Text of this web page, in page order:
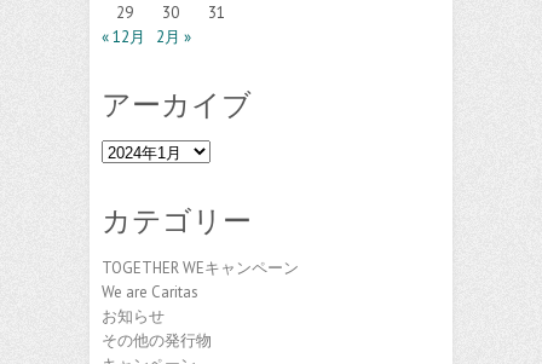
29
30
31
« 12月
2月 »
アーカイブ
ア
イ
カテゴリー
TOGETHER WEキャンペーン
We are Caritas
お知らせ
その他の発行物